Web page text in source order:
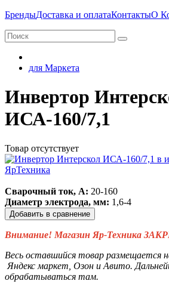
БрендыДоставка и оплатаКонтактыО
для Маркета
Инвертор
ИСА-160/7,1
Товар отсутствует
Сварочный ток, А: 20-160
Диаметр электрода, мм: 1,6-4
Добавить в сравнение
Внимание! Магазин Яр-Техника
Весь оставшийся товар размещается
Яндекс маркет, Озон и Авито.
обрабатываться там.